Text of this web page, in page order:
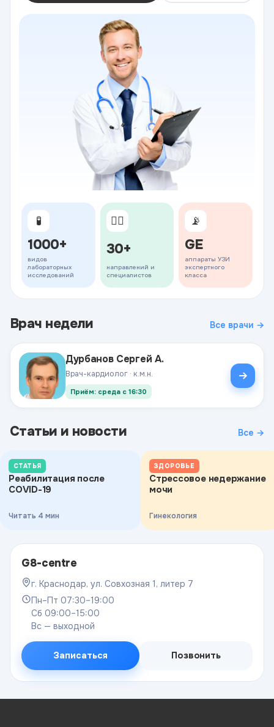
🧪
1000+
видов
лабораторных
исследований
👨‍⚕️
30+
направлений и
специалистов
📡
GE
аппараты УЗИ
экспертного
класса
Врач недели Все врачи →
Дурбанов Сергей А.
Врач-кардиолог · к.м.н.
Приём: среда с 16:30
Статьи и новости Все →
СТАТЬЯ
Реабилитация после
COVID-19
Читать 4 мин
ЗДОРОВЬЕ
Стрессовое недержание
мочи
Гинекология
G8-centre
г. Краснодар, ул. Совхозная 1, литер 7
Пн–Пт 07:30–19:00
Сб 09:00–15:00
Вс — выходной
Записаться Позвонить